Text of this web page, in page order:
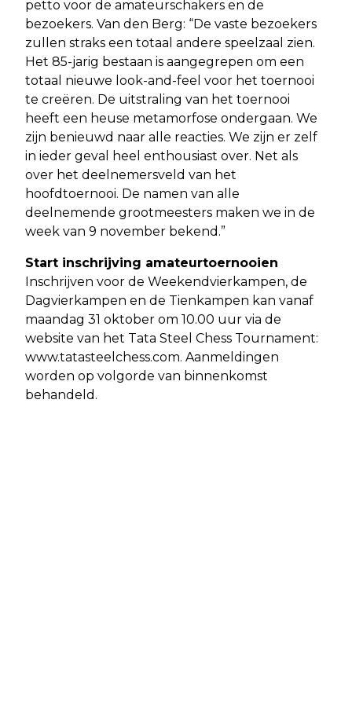
petto voor de amateurschakers en de
bezoekers. Van den Berg: “De vaste bezoekers
zullen straks een totaal andere speelzaal zien.
Het 85-jarig bestaan is aangegrepen om een
totaal nieuwe look-and-feel voor het toernooi
te creëren. De uitstraling van het toernooi
heeft een heuse metamorfose ondergaan. We
zijn benieuwd naar alle reacties. We zijn er zelf
in ieder geval heel enthousiast over. Net als
over het deelnemersveld van het
hoofdtoernooi. De namen van alle
deelnemende grootmeesters maken we in de
week van 9 november bekend.”
Start inschrijving amateurtoernooien
Inschrijven voor de Weekendvierkampen, de
Dagvierkampen en de Tienkampen kan vanaf
maandag 31 oktober om 10.00 uur via de
website van het Tata Steel Chess Tournament:
www.tatasteelchess.com. Aanmeldingen
worden op volgorde van binnenkomst
behandeld.